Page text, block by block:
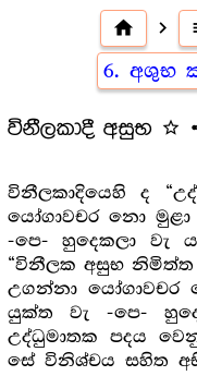
home navigate_next
6. අශුභ
විනීලකාදී අසුභ star_outline
විනීලකාදියෙහි ද
යෝගාවචර නො
-පෙ- හුදෙකලා වැ
“විනීලක අසුභ
උගන්නා
යුක්ත වැ -පෙ-
උද්ධුමාතක පදය
සේ විනිශ්චය සහිත